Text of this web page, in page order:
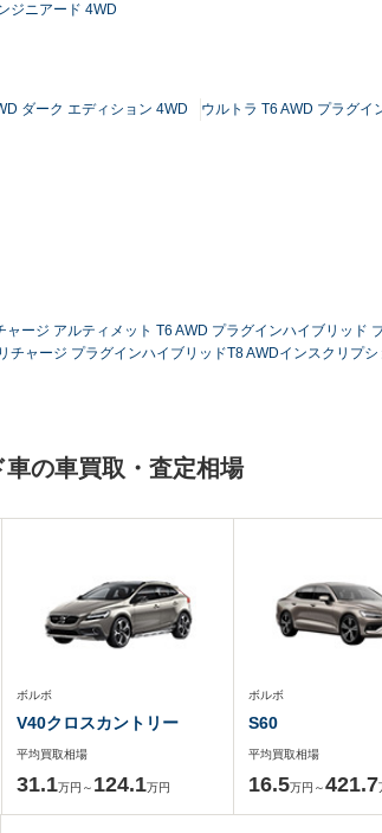
ジニアード 4WD
ダーク エディション 4WD
ウルトラ T6 AWD プラグイ
ャージ アルティメット T6 AWD プラグインハイブリッド
リチャージ プラグインハイブリッドT8 AWDインスクリプシ
の車買取・査定相場
ボルボ
V40クロスカントリー
平均買取相場
31.1万円～ 124.1万円
ボルボ
S60
平均買取相場
16.5万円～421.7